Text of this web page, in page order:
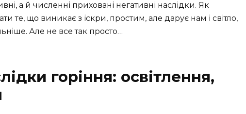
а й численні приховані негативні наслідки. Як
те, що виникає з іскри, простим, але дарує нам і світло,
Але не все так просто…
горіння: освітлення,